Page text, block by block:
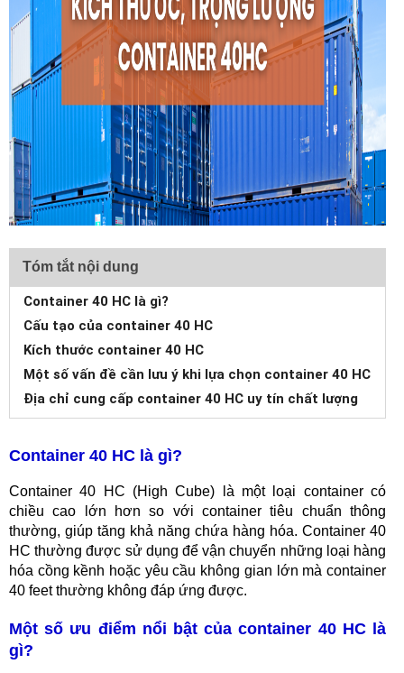
Tóm tắt nội dung
Container 40 HC là gì?
Cấu tạo của container 40 HC
Kích thước container 40 HC
Một số vấn đề cần lưu ý khi lựa chọn container 40 HC
Địa chỉ cung cấp container 40 HC uy tín chất lượng
Container 40 HC là gì?
Container 40 HC (High Cube) là một loại container có
chiều cao lớn hơn so với container tiêu chuẩn thông
thường, giúp tăng khả năng chứa hàng hóa. Container 40
HC thường được sử dụng để vận chuyển những loại hàng
hóa cồng kềnh hoặc yêu cầu không gian lớn mà container
40 feet thường không đáp ứng được.
Một số ưu điểm nổi bật của container 40 HC là
gì?